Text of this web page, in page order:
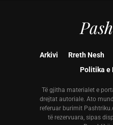
Arkivi Rreth Nesh
Politika e
Të gjitha materialet e
drejtat autoriale. Ato
referuar burimit
të rezervuara, sipas